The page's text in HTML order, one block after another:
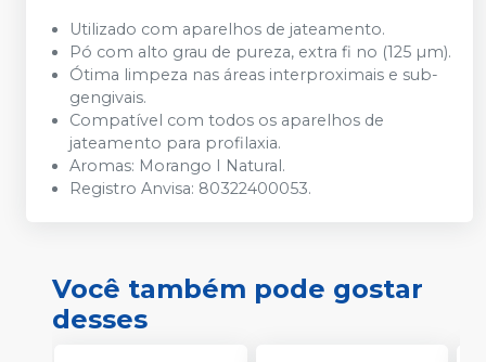
Utilizado com aparelhos de jateamento.
Pó com alto grau de pureza, extra fi no (125 µm).
Ótima limpeza nas áreas interproximais e sub-
gengivais.
Compatível com todos os aparelhos de
jateamento para profilaxia.
Aromas: Morango I Natural.
Registro Anvisa: 80322400053.
Você também pode gostar
desses